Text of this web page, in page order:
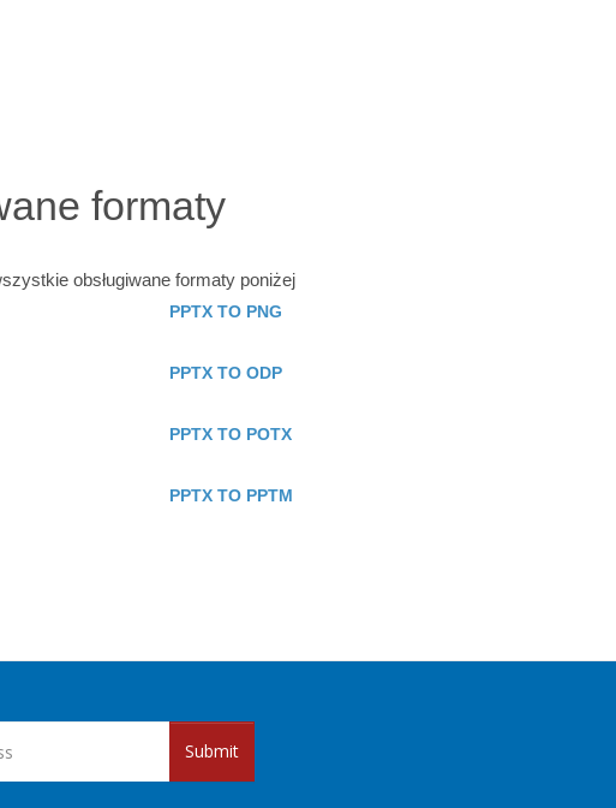
formaty
obsługiwane formaty poniżej
PPTX TO PNG
PPTX TO ODP
PPTX TO POTX
PPTX TO PPTM
Submit